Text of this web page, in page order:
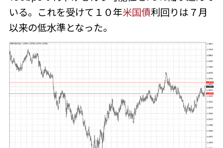
いる。これを受けて１０年米国債利回りは７月
以来の低水準となった。